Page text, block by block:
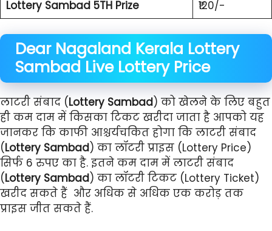
Lottery Sambad 5TH Prize
₹120/-
Dear Nagaland Kerala Lottery
Sambad Live Lottery Price
लाटरी संबाद (Lottery Sambad) को खेलने के लिए बहुत
ही कम दाम में किसका टिकट खरीदा जाता है आपको यह
जानकर कि काफी आश्चर्यचकित होगा कि लाटरी संबाद
(Lottery Sambad) का लॉटरी प्राइस (Lottery Price)
सिर्फ 6 रुपए का है. इतने कम दाम में लाटरी संबाद
(Lottery Sambad) का लॉटरी टिकट (Lottery Ticket)
खरीद सकते हैं और अधिक से अधिक एक करोड़ तक
प्राइस जीत सकते हैं.